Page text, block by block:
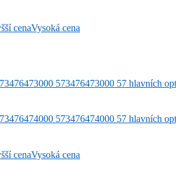
cenaVysoká cena
cenaVysoká cena